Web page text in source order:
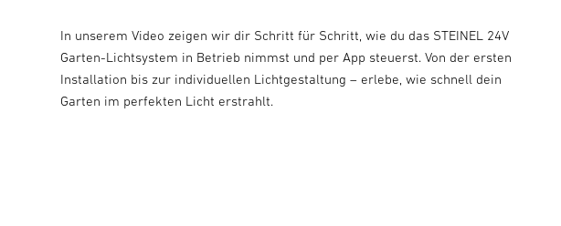
In unserem Video zeigen wir dir Schritt für Schritt, wie du das STEINEL 24V
Garten-Lichtsystem in Betrieb nimmst und per App steuerst. Von der ersten
Installation bis zur individuellen Lichtgestaltung – erlebe, wie schnell dein
Garten im perfekten Licht erstrahlt.